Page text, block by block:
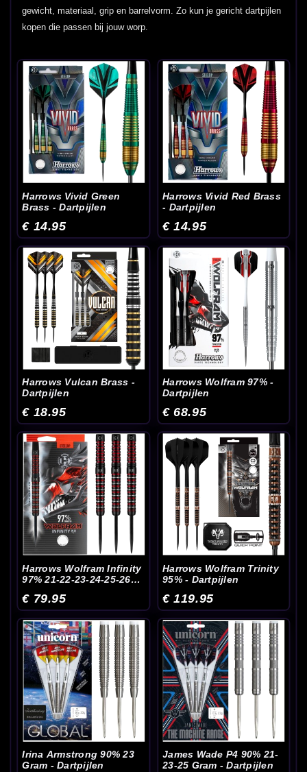
gewicht, materiaal, grip en barrelvorm. Zo kun je gericht dartpijlen
kopen die passen bij jouw worp.
Harrows Vivid Green
Brass - Dartpijlen
€ 14.95
Harrows Vivid Red Brass
- Dartpijlen
€ 14.95
Harrows Vulcan Brass -
Dartpijlen
€ 18.95
Harrows Wolfram 97% -
Dartpijlen
€ 68.95
Harrows Wolfram Infinity
97% 21-22-23-24-25-26
€ 79.95
Harrows Wolfram Trinity
95% - Dartpijlen
€ 119.95
Irina Armstrong 90% 23
Gram - Dartpijlen
James Wade P4 90% 21-
23-25 Gram - Dartpijlen